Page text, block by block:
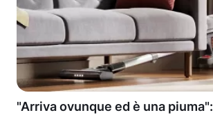
"Arriva ovunque ed è una piuma":